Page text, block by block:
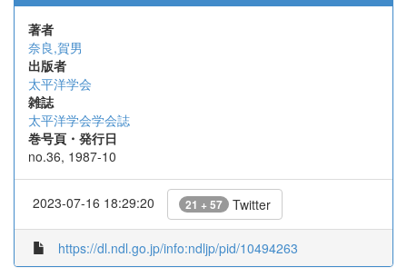
著者
奈良,賀男
出版者
太平洋学会
雑誌
太平洋学会学会誌
巻号頁・発行日
no.36, 1987-10
2023-07-16 18:29:20 21 + 57 Twitter
https://dl.ndl.go.jp/info:ndljp/pid/10494263